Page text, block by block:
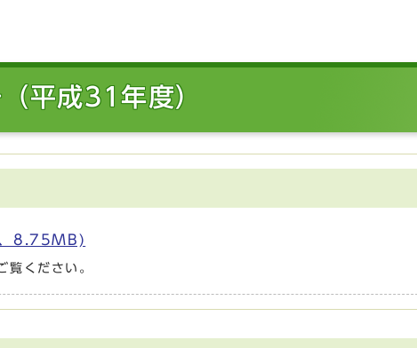
平成31年度）
、8.75MB)
覧ください。